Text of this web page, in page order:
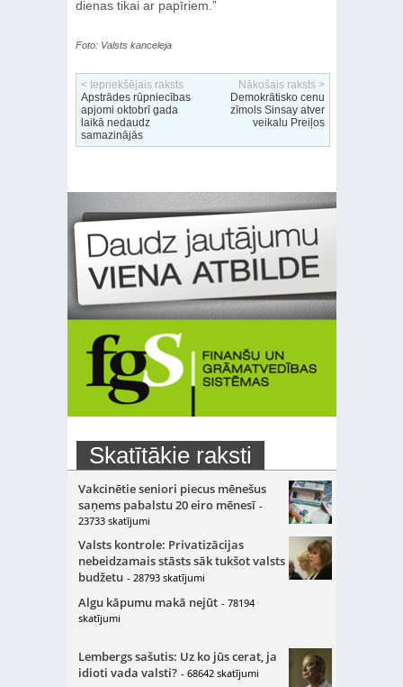
dienas tikai ar papīriem.”
Foto: Valsts kanceleja
< Iepriekšējais raksts
Apstrādes rūpniecības
apjomi oktobrī gada
laikā nedaudz
samazinājās
Nākošais raksts >
Demokrātisko cenu
zīmols Sinsay atver
veikalu Preiļos
Skatītākie raksti
Vakcinētie seniori piecus mēnešus
saņems pabalstu 20 eiro mēnesī -
23733 skatījumi
Valsts kontrole: Privatizācijas
nebeidzamais stāsts sāk tukšot valsts
budžetu - 28793 skatījumi
Algu kāpumu makā nejūt - 78194
skatījumi
Lembergs sašutis: Uz ko jūs cerat, ja
idioti vada valsti? - 68642 skatījumi